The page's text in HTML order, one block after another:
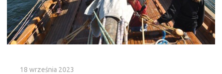
18 września 2023